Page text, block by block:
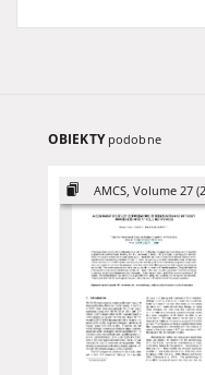
OBIEKTY podobne
AMCS, Volume 27 (2017)